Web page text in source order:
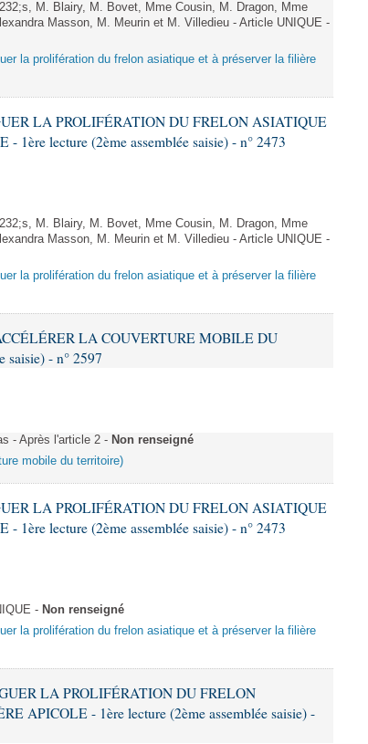
M. Blairy, M. Bovet, Mme Cousin, M. Dragon, Mme
Masson, M. Meurin et M. Villedieu - Article UNIQUE -
la prolifération du frelon asiatique et à préserver la filière
LA PROLIFÉRATION DU FRELON ASIATIQUE
lecture (2ème assemblée saisie) - n° 2473
M. Blairy, M. Bovet, Mme Cousin, M. Dragon, Mme
Masson, M. Meurin et M. Villedieu - Article UNIQUE -
la prolifération du frelon asiatique et à préserver la filière
LA COUVERTURE MOBILE DU
saisie) - n° 2597
- Après l'article 2 - Non renseigné
mobile du territoire)
LA PROLIFÉRATION DU FRELON ASIATIQUE
lecture (2ème assemblée saisie) - n° 2473
- Non renseigné
la prolifération du frelon asiatique et à préserver la filière
LA PROLIFÉRATION DU FRELON
APICOLE - 1ère lecture (2ème assemblée saisie) -